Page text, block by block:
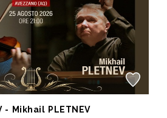
- Mikhail PLETNEV